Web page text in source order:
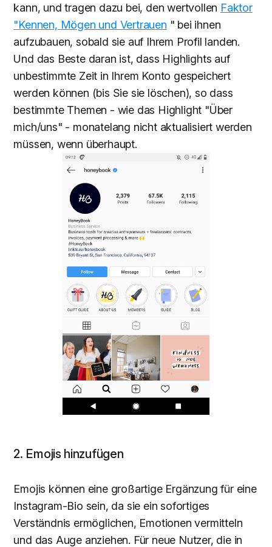
kann, und tragen dazu bei, den wertvollen Faktor
"Kennen, Mögen und Vertrauen " bei ihnen
aufzubauen, sobald sie auf Ihrem Profil landen.
Und das Beste daran ist, dass Highlights auf
unbestimmte Zeit in Ihrem Konto gespeichert
werden können (bis Sie sie löschen), so dass
bestimmte Themen - wie das Highlight "Über
mich/uns" - monatelang nicht aktualisiert werden
müssen, wenn überhaupt.
2. Emojis hinzufügen
Emojis können eine großartige Ergänzung für eine
Instagram-Bio sein, da sie ein sofortiges
Verständnis ermöglichen, Emotionen vermitteln
und das Auge anziehen. Für neue Nutzer, die in